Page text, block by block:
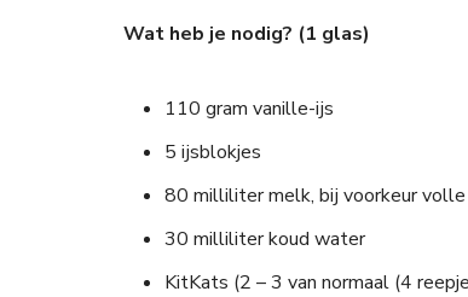
Wat heb je nodig? (1 glas)
110 gram vanille-ijs
5 ijsblokjes
80 milliliter melk, bij voorkeur
30 milliliter koud water
KitKats (2 – 3 van normaal (4